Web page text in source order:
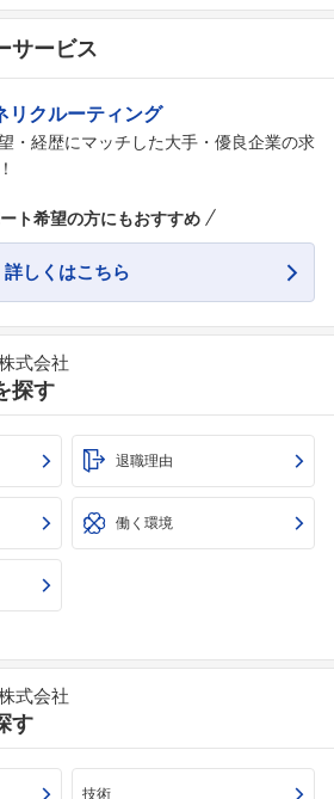
サービス
リクルーティング
・経歴にマッチした大手・優良企業の求
ト希望の方にもおすすめ
詳しくはこちら
式会社
探す
退職理由
働く環境
式会社
す
技術